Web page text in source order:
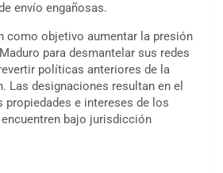
envío engañosas.
como objetivo aumentar la presión
para desmantelar sus redes
políticas anteriores de la
Las designaciones resultan en el
propiedades e intereses de los
bajo jurisdicción